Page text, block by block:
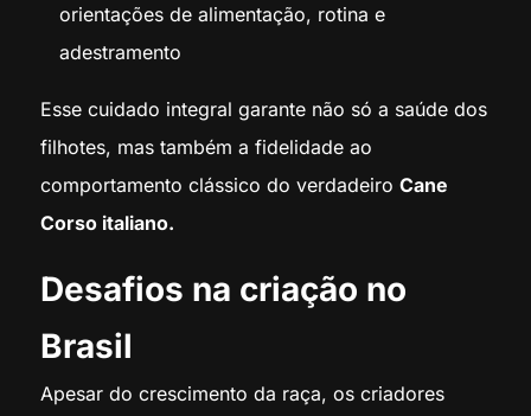
orientações de alimentação, rotina e
adestramento
Esse cuidado integral garante não só a saúde dos
filhotes, mas também a fidelidade ao
comportamento clássico do verdadeiro Cane
Corso italiano.
Desafios na criação no
Brasil
Apesar do crescimento da raça, os criadores